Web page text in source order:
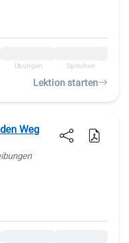
Übungen Sprechen
Lektion starten
Weg